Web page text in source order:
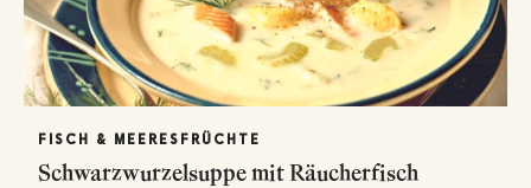
FISCH & MEERESFRÜCHTE
Schwarzwurzelsuppe mit Räucherfisch